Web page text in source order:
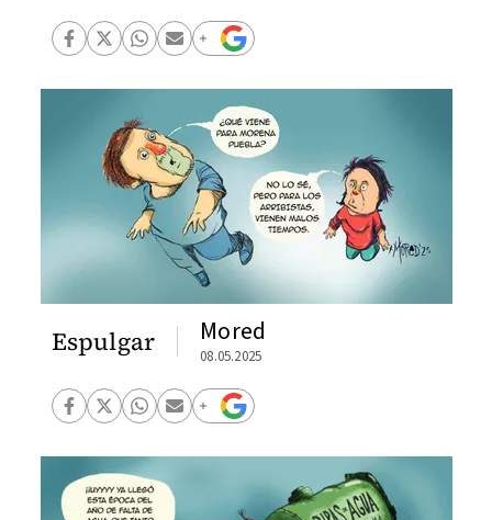
Espulgar Mored
08.05.2025